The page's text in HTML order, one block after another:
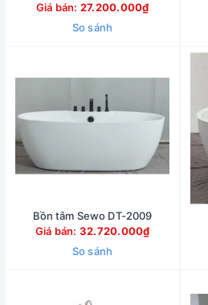
Giá bán: 27.200.000₫
So sánh
Bồn tắm Sewo DT-2009
Giá bán: 32.720.000₫
So sánh